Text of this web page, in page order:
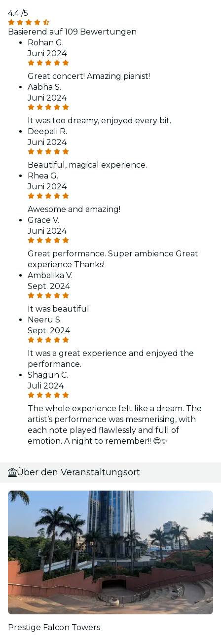
4.4/5
Basierend auf 109 Bewertungen
Rohan G.
Juni 2024
Great concert! Amazing pianist!
Aabha S.
Juni 2024
It was too dreamy, enjoyed every bit.
Deepali R.
Juni 2024
Beautiful, magical experience.
Rhea G.
Juni 2024
Awesome and amazing!
Grace V.
Juni 2024
Great performance. Super ambience Great
experience Thanks!
Ambalika V.
Sept. 2024
It was beautiful.
Neeru S.
Sept. 2024
It was a great experience and enjoyed the
performance.
Shagun C.
Juli 2024
The whole experience felt like a dream. The
artist’s performance was mesmerising, with
each note played flawlessly and full of
emotion. A night to remember!! 😍✨
Über den Veranstaltungsort
Prestige Falcon Towers